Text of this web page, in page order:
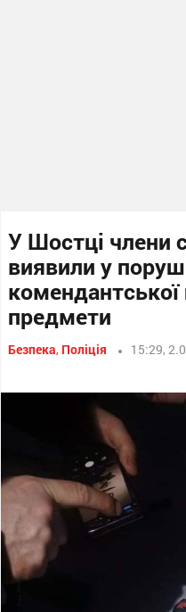
У Шостці члени
виявили у
комендантської
предмети
Безпека, Поліція 15:29,